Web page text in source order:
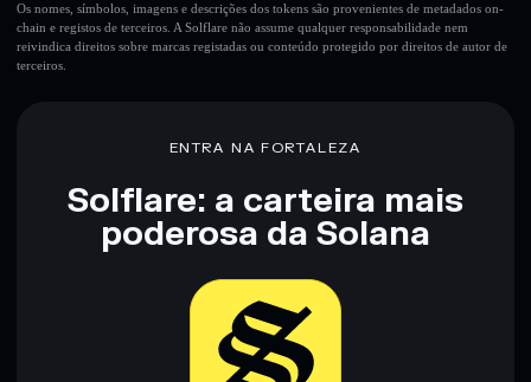
Aviso legal: Esta informação é apenas para fins educativos e
Os nomes, símbolos, imagens e descrições dos tokens são provenientes de metadados on-
chain e registos de terceiros. A Solflare não assume qualquer responsabilidade nem
reivindica direitos sobre marcas registadas ou conteúdo protegido por direitos de autor de
terceiros.
ENTRA NA FORTALEZA
Solflare: a carteira mais
poderosa da Solana